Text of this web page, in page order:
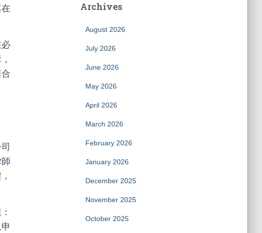
Archives
August 2026
July 2026
June 2026
May 2026
April 2026
March 2026
February 2026
January 2026
December 2025
November 2025
October 2025